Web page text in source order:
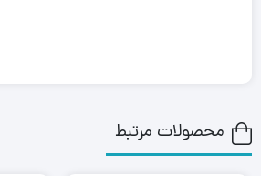
محصولات مرتبط